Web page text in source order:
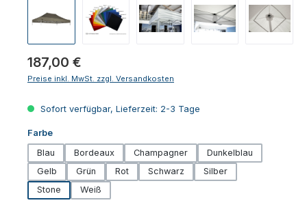
Regulärer Preis:
187,00 €
Preise inkl. MwSt. zzgl. Versandkosten
Sofort verfügbar, Lieferzeit: 2-3 Tage
Farbeauswählen
Blau
Bordeaux Champagner
Dunkelblau
Gelb
Grün Rot Schwarz
Silber
Stone
Weiß